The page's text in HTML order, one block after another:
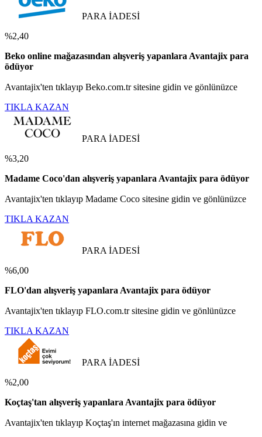
PARA İADESİ
%2,40
Beko online mağazasından alışveriş yapanlara Avantajix para
ödüyor
Avantajix'ten tıklayıp Beko.com.tr sitesine gidin ve gönlünüzce
TIKLA KAZAN
PARA İADESİ
%3,20
Madame Coco'dan alışveriş yapanlara Avantajix para ödüyor
Avantajix'ten tıklayıp Madame Coco sitesine gidin ve gönlünüzce
TIKLA KAZAN
PARA İADESİ
%6,00
FLO'dan alışveriş yapanlara Avantajix para ödüyor
Avantajix'ten tıklayıp FLO.com.tr sitesine gidin ve gönlünüzce
TIKLA KAZAN
PARA İADESİ
%2,00
Koçtaş'tan alışveriş yapanlara Avantajix para ödüyor
Avantajix'ten tıklayıp Koçtaş'ın internet mağazasına gidin ve